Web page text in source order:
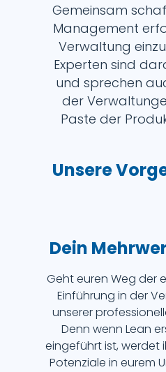
Gemeinsam
Management
Verwaltung
Experten sind
und sprechen
der
Paste der
Unsere
Dein
Geht euren Weg der
Einführung in der
unserer
Denn wenn Lean
eingeführt ist, werdet
Potenziale in eurem